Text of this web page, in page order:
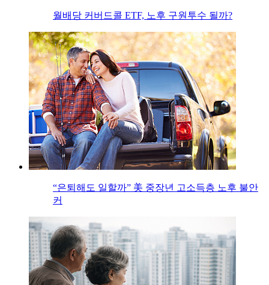
월배당 커버드콜 ETF, 노후 구원투수 될까?
“은퇴해도 일할까” 美 중장년 고소득층 노후 불안
커